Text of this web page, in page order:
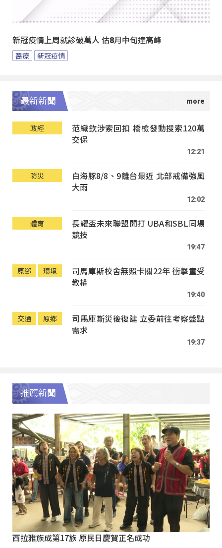
新冠疫情上周就診破萬人 估8月中旬達高峰
醫療 新冠疫情
最新新聞
政經
范織欽涉索回扣 橋檢發動搜索120萬
交保
12:21
防災
白海豚8/8、9離台最近 北部戒備強風
大雨
12:02
體育
長耀盃未來聯盟開打 UBA和SBL同場
競技
19:47
原鄉 環境
司馬庫斯校舍無照卡關22年 衝擊童受
教權
19:40
交通 原鄉
司馬庫斯災後復建 立委前往考察盤點
需求
19:37
推薦新聞
西拉雅族成第17族 原民日慶賀正名成功